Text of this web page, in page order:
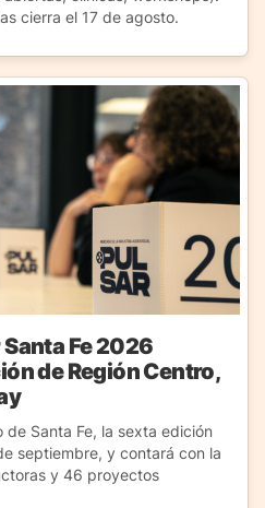
cierra el 17 de agosto.
Fe 2026
de Región Centro,
de Santa Fe, la sexta edición
septiembre, y contará con la
y 46 proyectos